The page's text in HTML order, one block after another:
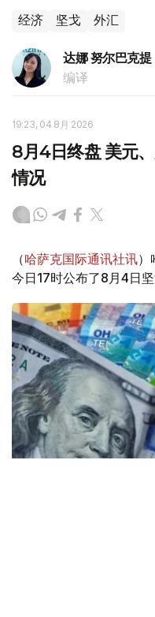
经济 坚戈 外汇
达娜 努尔巴克提
编译
19:23, 04 8月 2026
8月4日终盘 美元
情况
（哈萨克国际通讯社讯）
今日17时公布了8月4日